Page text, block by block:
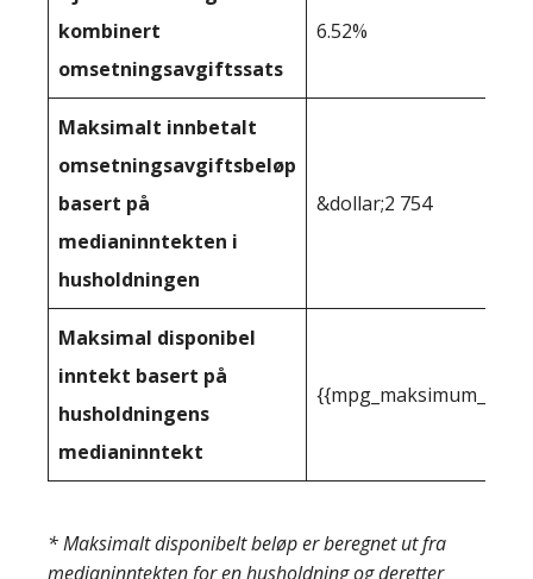
kombinert
omsetningsavgiftssats
6.52%
Maksimalt innbetalt
omsetningsavgiftsbeløp
basert på
medianinntekten i
husholdningen
&dollar;2 754
Maksimal disponibel
inntekt basert på
husholdningens
medianinntekt
* Maksimalt disponibelt beløp er beregnet ut fra
medianinntekten for en husholdning og deretter